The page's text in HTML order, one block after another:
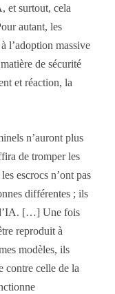
et surtout, cela
autant, les
l’adoption massive
de sécurité
et réaction, la
n’auront plus
de tromper les
escrocs n’ont pas
différentes ; ils
d’IA. […] Une fois
reproduit à
modèles, ils
contre celle de la